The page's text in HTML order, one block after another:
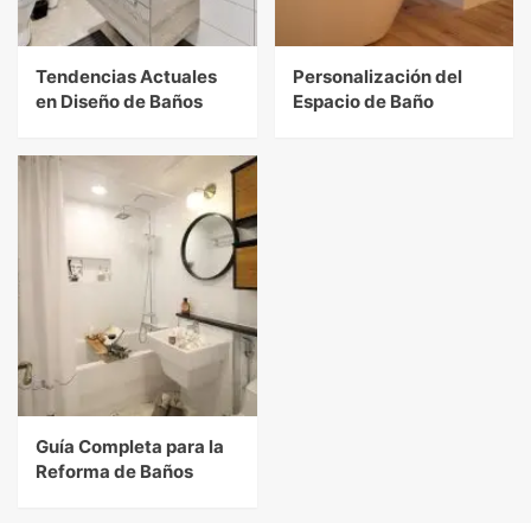
Tendencias Actuales
en Diseño de Baños
Personalización del
Espacio de Baño
Guía Completa para la
Reforma de Baños